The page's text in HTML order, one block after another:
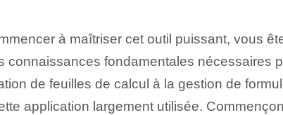
à maîtriser cet outil puissant, vous
connaissances fondamentales nécessaires
de feuilles de calcul à la gestion de
application largement utilisée.